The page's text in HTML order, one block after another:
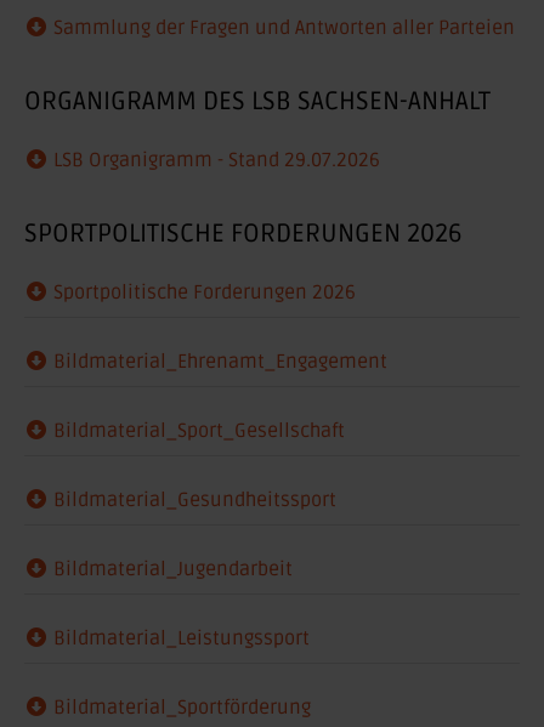
Sammlung der Fragen und Antworten aller Parteien
ORGANIGRAMM DES LSB SACHSEN-ANHALT
LSB Organigramm - Stand 29.07.2026
SPORTPOLITISCHE FORDERUNGEN 2026
Sportpolitische Forderungen 2026
Bildmaterial_Ehrenamt_Engagement
Bildmaterial_Sport_Gesellschaft
Bildmaterial_Gesundheitssport
Bildmaterial_Jugendarbeit
Bildmaterial_Leistungssport
Bildmaterial_Sportförderung